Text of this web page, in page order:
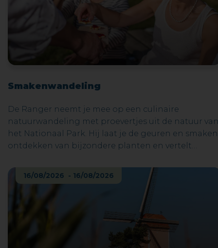
Smakenwandeling
De Ranger neemt je mee op een culinaire
natuurwandeling met proevertjes uit de natuur
het Nationaal Park. Hij laat je de geuren en smaken
ontdekken van bijzondere planten en vertelt
en geneeskrachtige eigenschappen, het
volksgebruik, … Denk maar aan de jeneverbes die
van oudsher gebruikt werd om de jenever op
te brengen… en waar ook deze drank zijn naam aan
ontleend. Bij de proevertjes zitten typische
streekproducten zoals het Nationaal Park likeur,
keisnoepjes… Niet alle proevertjes zijn geschikt
16/08/2026 - 16/08/2026